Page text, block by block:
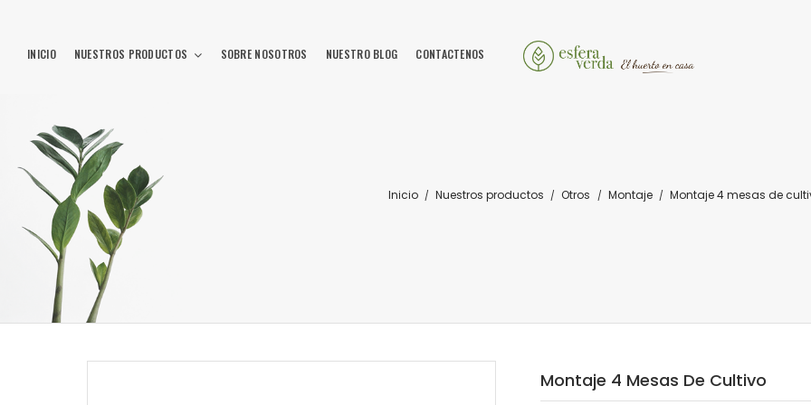
INICIO NUESTROS PRODUCTOS SOBRE NOSOTROS NUESTRO BLOG CONTACTENOS
Inicio Nuestros productos Otros Montaje Montaje 4 mesas de
Montaje 4 Mesas De Cultivo